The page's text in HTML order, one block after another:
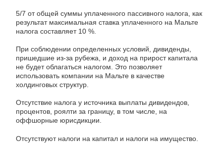
5/7 от общей суммы уплаченного пассивного налога, как
результат максимальная ставка уплаченного на Мальте
налога составляет 10 %.
При соблюдении определенных условий, дивиденды,
пришедшие из-за рубежа, и доход на прирост капитала
не будет облагаться налогом. Это позволяет
использовать компании на Мальте в качестве
холдинговых структур.
Отсутствие налога у источника выплаты дивидендов,
процентов, роялти за границу, в том числе, на
оффшорные юрисдикции.
Отсутствуют налоги на капитал и налоги на имущество.